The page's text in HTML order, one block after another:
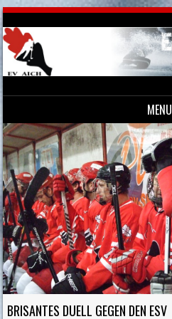
MENU
Skip to content
BRISANTES DUELL GEGEN DEN ESV